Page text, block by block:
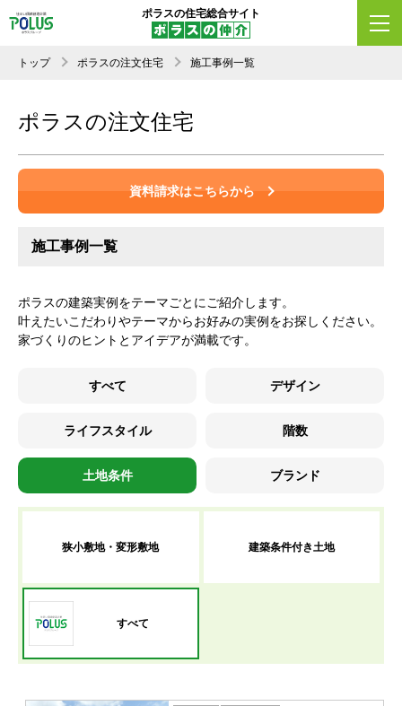
ポラスの住宅総合サイト
トップ ポラスの注文住宅 施工事例一覧
ポラスの注文住宅
資料請求はこちらから
施工事例一覧
ポラスの建築実例をテーマごとにご紹介します。
叶えたいこだわりやテーマからお好みの実例をお探しください。
家づくりのヒントとアイデアが満載です。
すべて デザイン
ライフスタイル 階数
土地条件 ブランド
狭小敷地・変形敷地 建築条件付き土地
すべて